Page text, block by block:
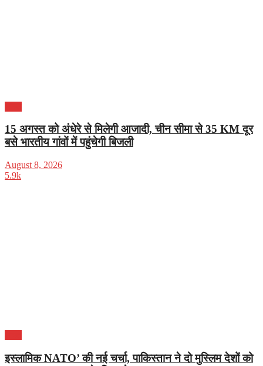
15 अगस्त को अंधेरे से मिलेगी आजादी, चीन सीमा से 35 KM दूर
बसे भारतीय गांवों में पहुंचेगी बिजली
August 8, 2026
5.9k
इस्लामिक NATO’ की नई चर्चा, पाकिस्तान ने दो मुस्लिम देशों को